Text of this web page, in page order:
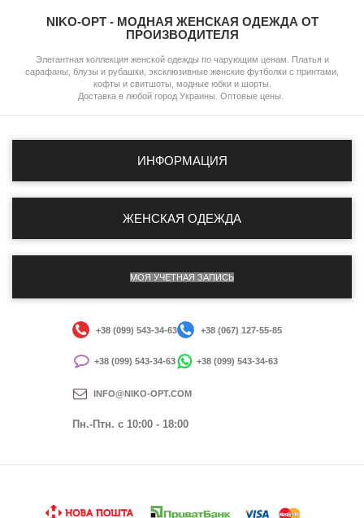
NIKO-OPT - МОДНАЯ ЖЕНСКАЯ ОДЕЖДА ОТ
ПРОИЗВОДИТЕЛЯ
Элегантная коллекция женской одежды по чарующим ценам. Платья и
сарафаны, блузы и рубашки, эксклюзивные женские футболки с принтами,
кофты и свитшоты, модные юбки и шорты.
Доставка в любой город Украины. Оптовые цены.
ИНФОРМАЦИЯ
ЖЕНСКАЯ ОДЕЖДА
МОЯ УЧЕТНАЯ ЗАПИСЬ
+38 (099) 543-34-63 +38 (067) 127-55-85
+38 (099) 543-34-63 +38 (099) 543-34-63
INFO@NIKO-OPT.COM
Пн.-Птн. c 10:00 - 18:00